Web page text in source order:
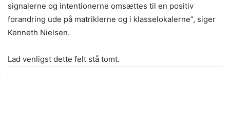
signalerne og intentionerne omsættes til en positiv
forandring ude på matriklerne og i klasselokalerne”, siger
Kenneth Nielsen.
Lad venligst dette felt stå tomt.